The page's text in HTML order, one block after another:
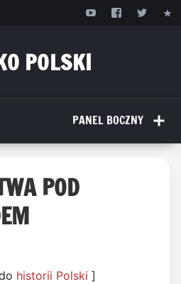
POLSKI
PANEL BOCZNY
POD
historii Polski ]